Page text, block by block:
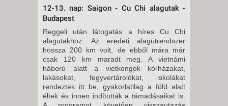
12-13. nap: Saigon - Cu Chi alagutak -
Budapest
Reggeli után látogatás a híres Cu Chi
alagutakhoz. Az eredeti alagútrendszer
hossza 200 km volt, de ebből mára már
csak 120 km maradt meg. A vietnámi
háború alatt a vietkongok kórházakat,
lakásokat, fegyvertárolókat, iskolákat
rendeztek itt be, gyakorlatilag a föld alatt
éltek és innen indították a támadásaikat is.